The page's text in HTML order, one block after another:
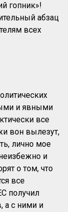
гопник»!
абзац
всех
и явными
все
вон вылезут,
лично мое
и
о том, что
все
получил
а с ними и